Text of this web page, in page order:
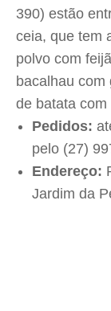
390) estão
ceia, que tem
polvo com
bacalhau
de batata
Pedidos:
pelo (27)
Endereço:
Jardim da